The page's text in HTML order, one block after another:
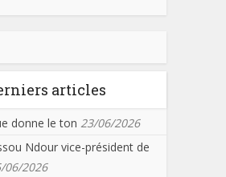
articles
donne le ton 23/06/2026
Ndour vice-président de
06/2026